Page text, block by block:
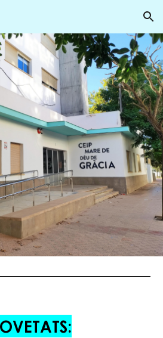
Skip to navigation